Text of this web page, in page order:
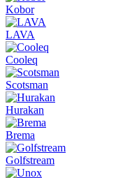
Kobor
LAVA
Cooleq
Scotsman
Hurakan
Brema
Golfstream